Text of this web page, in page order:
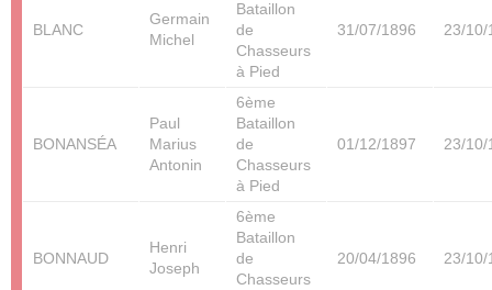
BLANC
Germain
Michel
Bataillon
de
Chasseurs
à Pied
31/07/1896 23/10/
BONANSÉA
Paul
Marius
Antonin
6ème
Bataillon
de
Chasseurs
à Pied
01/12/1897 23/10/
BONNAUD
Henri
Joseph
6ème
Bataillon
de
Chasseurs
20/04/1896 23/10/